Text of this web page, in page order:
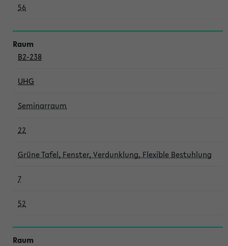
56
B2-238
UHG
Seminarraum
22
Grüne Tafel, Fenster, Verdunklung, Flexible Bestuhlung
7
52